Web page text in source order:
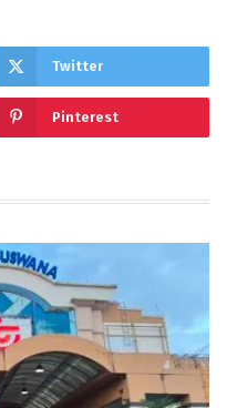
Twitter
Pinterest